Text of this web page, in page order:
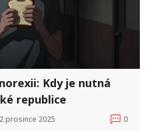
Kdy je nutná
republice
2 prosince 2025 0